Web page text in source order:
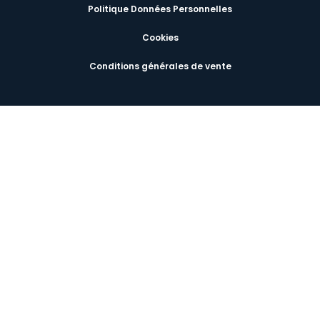
Politique Données Personnelles
Cookies
Conditions générales de vente